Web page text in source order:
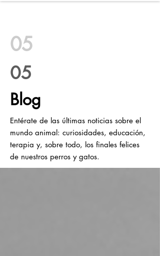
05
05
Blog
Entérate de las últimas noticias sobre el
mundo animal: curiosidades, educación,
terapia y, sobre todo, los finales felices
de nuestros perros y gatos.